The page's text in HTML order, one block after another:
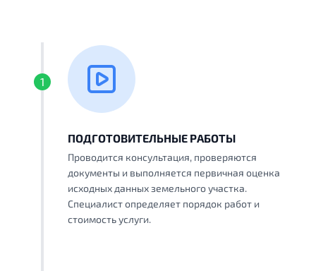
1
ПОДГОТОВИТЕЛЬНЫЕ РАБОТЫ
Проводится консультация, проверяются
документы и выполняется первичная оценка
исходных данных земельного участка.
Специалист определяет порядок работ и
стоимость услуги.